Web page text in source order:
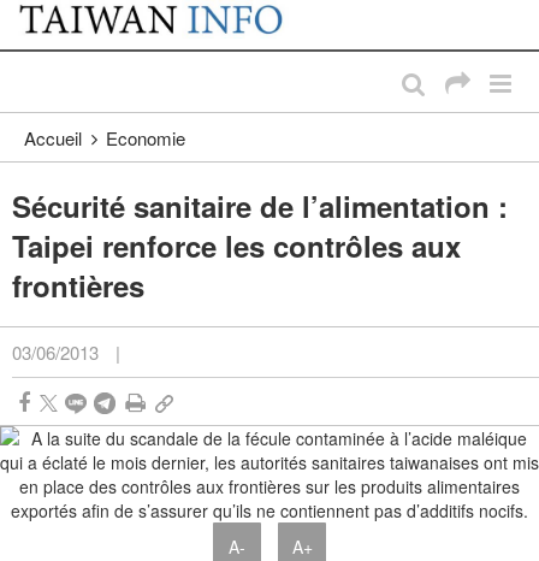
Passer au contenu principal
:::
Accueil Economie
Sécurité sanitaire de l’alimentation :
Taipei renforce les contrôles aux
frontières
03/06/2013 |
A- A+